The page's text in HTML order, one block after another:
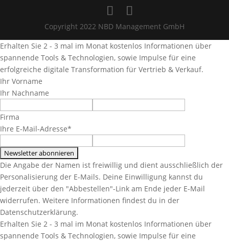
Copyright 2022 NBD Management GmbH
Erhalten Sie 2 - 3 mal im Monat kostenlos Informationen über
spannende Tools & Technologien, sowie Impulse für eine
erfolgreiche digitale Transformation für Vertrieb & Verkauf.
Ihr Vorname
Ihr Nachname
Firma
Ihre E-Mail-Adresse*
Die Angabe der Namen ist freiwillig und dient ausschließlich der
Personalisierung der E-Mails. Deine Einwilligung kannst du
jederzeit über den "Abbestellen"-Link am Ende jeder E-Mail
widerrufen. Weitere Informationen findest du in der
Datenschutzerklärung.
Erhalten Sie 2 - 3 mal im Monat kostenlos Informationen über
spannende Tools & Technologien, sowie Impulse für eine